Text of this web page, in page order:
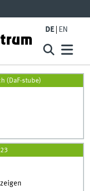
DE EN
(DaF-stube)